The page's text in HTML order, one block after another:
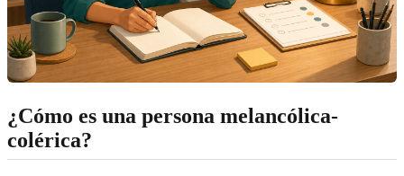
¿Cómo es una persona melancólica-
colérica?